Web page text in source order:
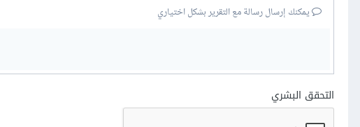
يمكنك إرسال رسالة مع التقرير بشكل اختياري
التحقق البشري